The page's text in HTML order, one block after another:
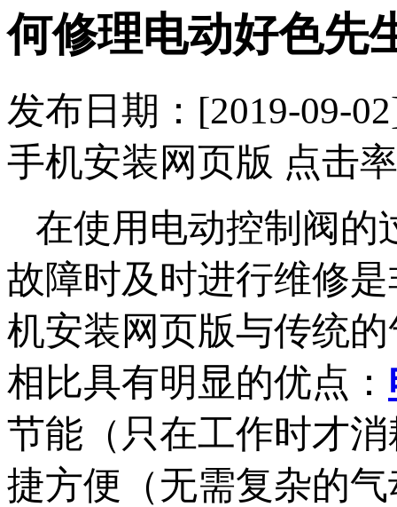
何修理电动好色先
发布日期：[2019-
手机安装网页版 点击率
在使用电动控制阀的过
故障时及时进行维修是
机安装网页版与传统
相比具有明显的优点：
节能（只在工作时才消耗
捷方便（无需复杂的气